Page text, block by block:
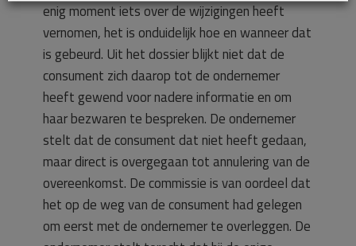
enig moment iets over de wijzigingen heeft
vernomen, het is onduidelijk hoe en wanneer dat
is gebeurd. Uit het dossier blijkt niet dat de
consument zich daarop tot de ondernemer
heeft gewend voor nadere informatie en om
haar bezwaren te bespreken. De ondernemer
stelt dat de consument dat niet heeft gedaan,
maar direct is overgegaan tot annulering van de
overeenkomst. De commissie is van oordeel dat
het op de weg van de consument had gelegen
om eerst met de ondernemer te overleggen. De